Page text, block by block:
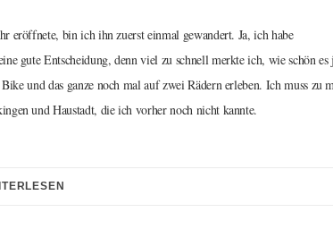
eröffnete, bin ich ihn zuerst einmal gewandert. Ja, ich habe
gute Entscheidung, denn viel zu schnell merkte ich, wie schön es
und das ganze noch mal auf zwei Rädern erleben. Ich muss zu
und Haustadt, die ich vorher noch nicht kannte.